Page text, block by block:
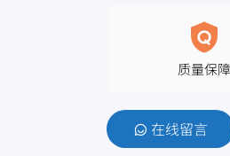
质量保障
在线留言